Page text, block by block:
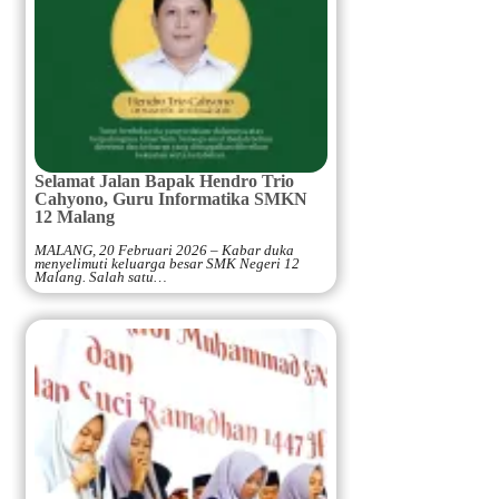
Selamat Jalan Bapak Hendro Trio
Cahyono, Guru Informatika SMKN
12 Malang
MALANG, 20 Februari 2026 – Kabar duka
menyelimuti keluarga besar SMK Negeri 12
Malang. Salah satu…